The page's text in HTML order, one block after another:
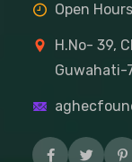
Open
H.No- 39,
Guwahati-